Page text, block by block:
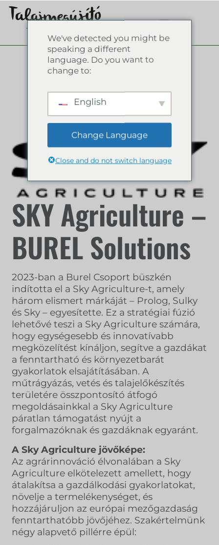
SKY Agriculture –
BUREL Solutions
2023-ban a Burel Csoport büszkén
indította el a Sky Agriculture-t, amely
három elismert márkáját – Prolog, Sulky
és Sky – egyesítette. Ez a stratégiai fúzió
lehetővé teszi a Sky Agriculture számára,
hogy egységesebb és innovatívabb
megközelítést kínáljon, segítve a gazdákat
a fenntartható és környezetbarát
gyakorlatok elsajátításában. A
műtrágyázás, vetés és talajelőkészítés
területére összpontosító átfogó
megoldásainkkal a Sky Agriculture
páratlan támogatást nyújt a
forgalmazóknak és gazdáknak egyaránt.
A Sky Agriculture jövőképe:
Az agrárinnováció élvonalában a Sky
Agriculture elkötelezett amellett, hogy
átalakítsa a gazdálkodási gyakorlatokat,
növelje a termelékenységet, és
hozzájáruljon az európai mezőgazdaság
fenntarthatóbb jövőjéhez. Szakértelmünk
négy alapvető pillérre épül:
We've detected you might be
speaking a different
language. Do you want to
change to:
English
Change Language
Close and do not switch language